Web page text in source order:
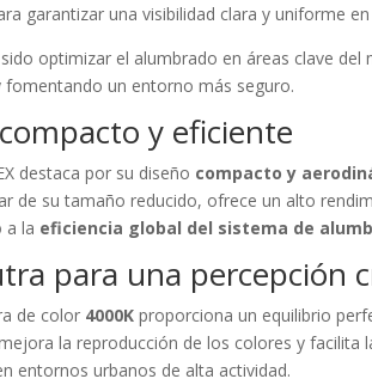
garantizar una visibilidad clara y uniforme en
optimizar el alumbrado en áreas clave
fomentando un entorno más seguro.
y eficiente
destaca por su diseño compacto y
de su tamaño reducido, ofrece un alto
a la eficiencia global del sistema de
para una percepción
de color 4000K proporciona un equilibrio
la reproducción de los colores y facilita
entornos urbanos de alta actividad.